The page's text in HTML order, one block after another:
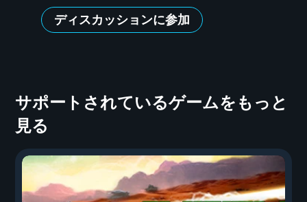
ディスカッションに参加
サポートされているゲームをもっと
見る